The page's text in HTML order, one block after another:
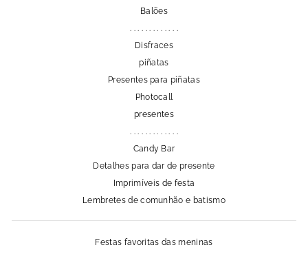
Balões
. . . . . . . . . . . . .
Disfraces
piñatas
Presentes para piñatas
Photocall
presentes
. . . . . . . . . . . . .
Candy Bar
Detalhes para dar de presente
Imprimíveis de festa
Lembretes de comunhão e batismo
Festas favoritas das meninas